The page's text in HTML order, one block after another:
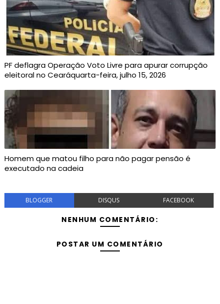
PF deflagra Operação Voto Livre para apurar corrupção
eleitoral no Cearáquarta-feira, julho 15, 2026
Homem que matou filho para não pagar pensão é
executado na cadeia
BLOGGER DISQUS FACEBOOK
NENHUM COMENTÁRIO:
POSTAR UM COMENTÁRIO